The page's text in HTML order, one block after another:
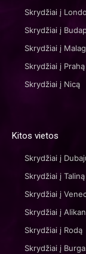
Skrydžiai į
Skrydžiai į
Skrydžiai į
Skrydžiai į Prahą
Skrydžiai į Nicą
Kitos vietos
Skrydžiai į
Skrydžiai į Taliną
Skrydžiai į
Skrydžiai į
Skrydžiai į Rodą
Skrydžiai į